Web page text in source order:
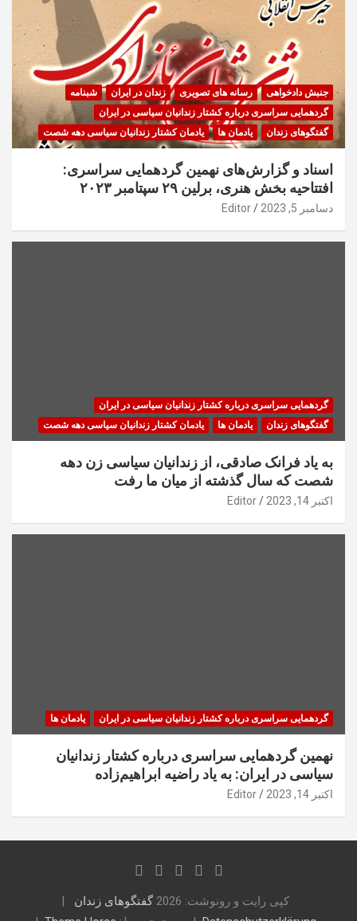
جنبش دادخواهی رسانه های تصویری زندان در ایران
شبنامه
گردهمایی سراسری درباره کشتار زندانیان سیاسی در ایران
گفتگوهای زندان
یادمان ها یادمان کشتار زندانیان سیاسی دهه شصت
اسناد و گزارش‌های نهمین گردهمایی سراسری:
افتتاحیه بخش هنری، برلین ۲۹ سپتامبر ۲۰۲۳
دسامبر 5, 2023 Editor
گردهمایی سراسری درباره کشتار زندانیان سیاسی در ایران
گفتگوهای زندان
یادمان ها یادمان کشتار زندانیان سیاسی دهه شصت
به یاد فرانک صادقی، از زندانیان سیاسی زن دهه
شصت که سال گذشته از میان ما رفت
اکتبر 14, 2023 Editor
گردهمایی سراسری درباره کشتار زندانیان سیاسی در ایران یادمان ها
نهمین گردهمایی سراسری درباره کشتار زندانیان
سیاسی در ایران: به یاد راضیه ابراهیم‌زاده
اکتبر 14, 2023 Editor
کپی رایت و رونوشت: 2026
گفتگوهای زندان